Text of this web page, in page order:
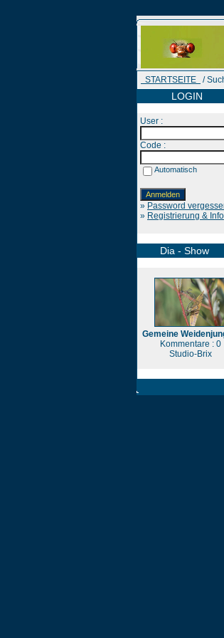
STARTSEITE /
LOGIN
User :
Code :
Automatisch
» Password
» Registrierung & Info
Dia - Show
Gemeine
Kommentare : 0
Studio-Brix